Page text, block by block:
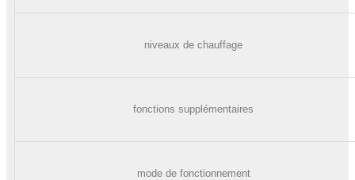
niveaux de chauffage
fonctions supplémentaires
mode de fonctionnement